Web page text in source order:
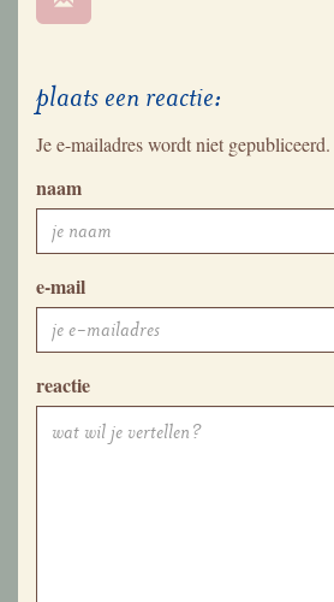
plaats een reactie:
Je e-mailadres wordt niet gepubliceerd.
naam
e-mail
reactie